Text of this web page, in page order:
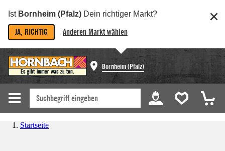
Ist Bornheim (Pfalz) Dein richtiger Markt?
JA, RICHTIG Anderen Markt wählen
Bornheim (Pfalz)
Startseite